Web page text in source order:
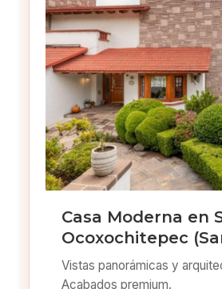
Casa Moderna en
Ocoxochitepec
Vistas panorámicas y
Acabados premium.